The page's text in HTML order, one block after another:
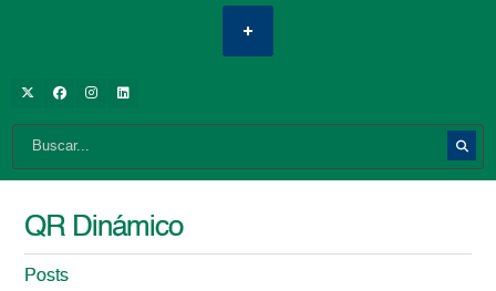
QR Dinámico
Posts